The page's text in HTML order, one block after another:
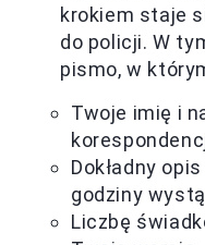
krokiem staje
do policji. W
pismo, w
Twoje imię i
Dokładny
godziny
Liczbę